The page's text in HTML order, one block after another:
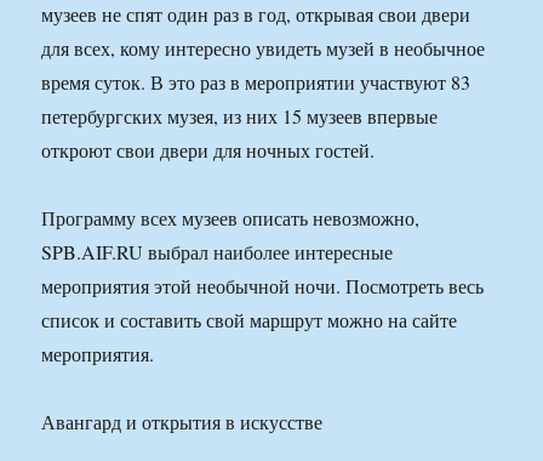
музеев не спят один раз в год, открывая свои двери
для всех, кому интересно увидеть музей в необычное
время суток. В это раз в мероприятии участвуют 83
петербургских музея, из них 15 музеев впервые
откроют свои двери для ночных гостей.
Программу всех музеев описать невозможно,
SPB.AIF.RU выбрал наиболее интересные
мероприятия этой необычной ночи. Посмотреть весь
список и составить свой маршрут можно на сайте
мероприятия.
Авангард и открытия в искусстве